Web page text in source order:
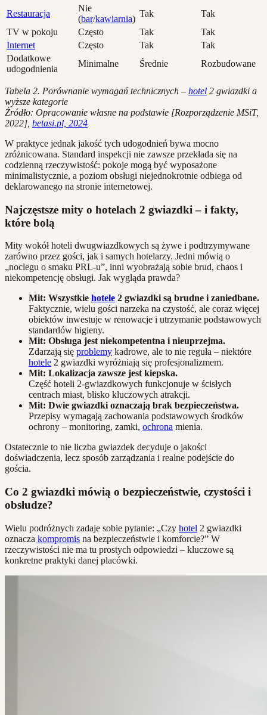
Restauracja
Nie
(bar/kawiarnia)
Tak
Tak
TV w pokoju
Często Tak
Tak
Internet
Często Tak
Tak
Dodatkowe
udogodnienia
Minimalne Średnie Rozbudowane
Tabela 2. Porównanie wymagań technicznych – hotel 2 gwiazdki a
wyższe kategorie
Źródło: Opracowanie własne na podstawie [Rozporządzenie MSiT,
2022], betasi.pl, 2024
W praktyce jednak jakość tych udogodnień bywa mocno
zróżnicowana. Standard inspekcji nie zawsze przekłada się na
codzienną rzeczywistość: pokoje mogą być wyposażone
minimalistycznie, a poziom obsługi niejednokrotnie odbiega od
deklarowanego na stronie internetowej.
Najczęstsze mity o hotelach 2 gwiazdki – i fakty,
które bolą
Mity wokół hoteli dwugwiazdkowych są żywe i podtrzymywane
zarówno przez gości, jak i samych hotelarzy. Jedni mówią o
„noclegu o smaku PRL-u”, inni wyobrażają sobie brud, chaos i
niekompetencję obsługi. Jak wygląda prawda?
Mit: Wszystkie hotele 2 gwiazdki są brudne i zaniedbane.
Faktycznie, wielu gości narzeka na czystość, ale coraz więcej
obiektów inwestuje w renowacje i utrzymanie podstawowych
standardów higieny.
Mit: Obsługa jest niekompetentna i nieuprzejma.
Zdarzają się problemy kadrowe, ale to nie reguła – niektóre
hotele 2 gwiazdki wyróżniają się profesjonalizmem.
Mit: Lokalizacja zawsze jest kiepska.
Część hoteli 2-gwiazdkowych funkcjonuje w ścisłych
centrach miast, blisko kluczowych atrakcji.
Mit: Dwie gwiazdki oznaczają brak bezpieczeństwa.
Przepisy wymagają zachowania podstawowych środków
ochrony – monitoring, zamki, ochrona mienia.
Ostatecznie to nie liczba gwiazdek decyduje o jakości
doświadczenia, lecz sposób zarządzania i realne podejście do
gościa.
Co 2 gwiazdki mówią o bezpieczeństwie, czystości i
obsłudze?
Wielu podróżnych zadaje sobie pytanie: „Czy hotel 2 gwiazdki
oznacza kompromis na bezpieczeństwie i komforcie?” W
rzeczywistości nie ma tu prostych odpowiedzi – kluczowe są
konkretne praktyki danej placówki.